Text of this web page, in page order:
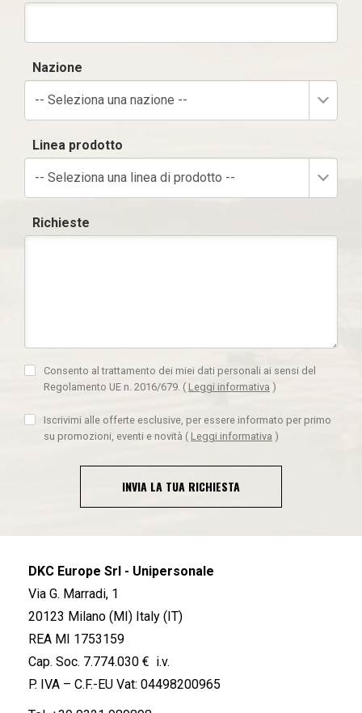
Nazione
-- Seleziona una nazione --
Linea prodotto
-- Seleziona una linea di prodotto --
Richieste
Consento al trattamento dei miei dati personali ai sensi del
Regolamento UE n. 2016/679. ( Leggi informativa )
Iscrivimi alle offerte esclusive, per essere informato per primo
su promozioni, eventi e novità ( Leggi informativa )
INVIA LA TUA RICHIESTA
DKC Europe Srl - Unipersonale
Via G. Marradi, 1
20123 Milano (MI) Italy (IT)
REA MI 1753159
Cap. Soc. 7.774.030 € i.v.
P. IVA – C.F.-EU Vat: 04498200965